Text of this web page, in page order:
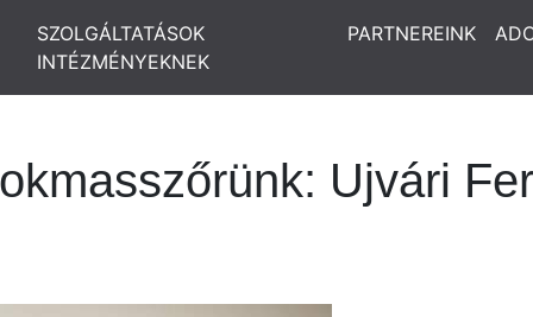
SZOLGÁLTATÁSOK
INTÉZMÉNYEKNEK
PARTNEREINK
Ujvári